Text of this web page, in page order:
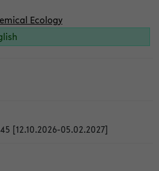
Ecology
[12.10.2026-05.02.2027]